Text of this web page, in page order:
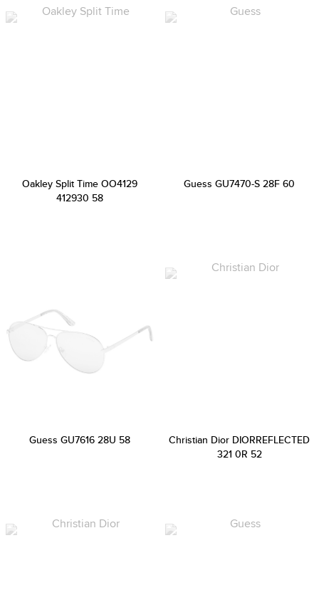
Oakley Split Time OO4129
412930 58
Guess GU7470-S 28F 60
Guess GU7616 28U 58
Christian Dior DIORREFLECTED
321 0R 52